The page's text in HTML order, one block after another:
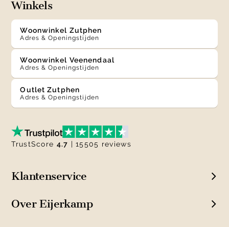
Winkels
Woonwinkel Zutphen
Adres & Openingstijden
Woonwinkel Veenendaal
Adres & Openingstijden
Outlet Zutphen
Adres & Openingstijden
Klantenservice
Over Eijerkamp
TrustScore 4.7 | 15505 reviews